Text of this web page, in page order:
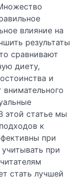
влияние на
результаты
сравнивают
диету,
и
внимательного
этой статье мы
к
при
при
стать лучшей